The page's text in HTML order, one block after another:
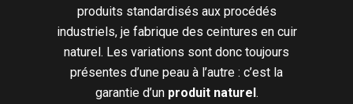
produits standardisés aux procédés
industriels, je fabrique des ceintures en cuir
naturel. Les variations sont donc toujours
présentes d’une peau à l’autre : c’est la
garantie d’un produit naturel .